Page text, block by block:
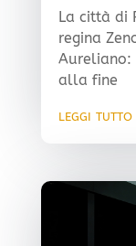
La città di
regina
Aureliano:
alla fine
leggi tutto